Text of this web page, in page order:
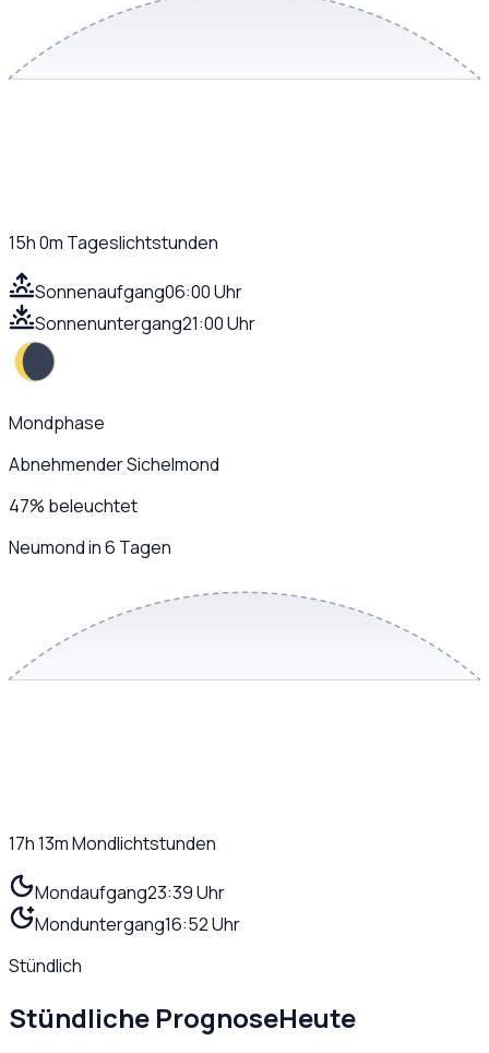
15h 0m Tageslichtstunden
Sonnenaufgang06:00 Uhr
Sonnenuntergang21:00 Uhr
Mondphase
Abnehmender Sichelmond
47% beleuchtet
Neumond in 6 Tagen
17h 13mMondlichtstunden
Mondaufgang23:39 Uhr
Monduntergang16:52 Uhr
Stündlich
Stündliche PrognoseHeute